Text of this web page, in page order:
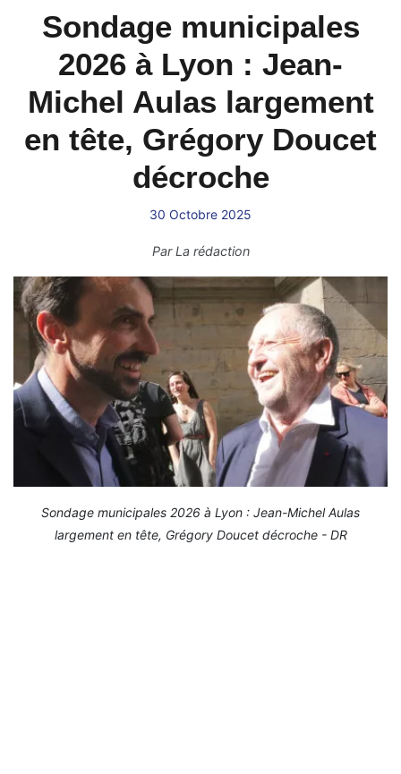
Sondage municipales
2026 à Lyon : Jean-
Michel Aulas largement
en tête, Grégory Doucet
décroche
30 Octobre 2025
ParLa rédaction
Sondage municipales 2026 à Lyon : Jean-Michel Aulas
largement en tête, Grégory Doucet décroche - DR